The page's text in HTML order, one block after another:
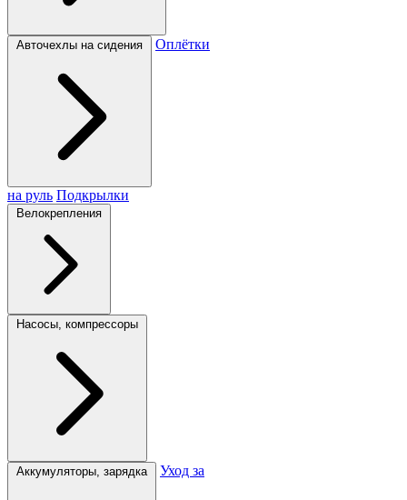
Авточехлы на сидения Оплётки
на руль Подкрылки
Велокрепления
Насосы, компрессоры
Аккумуляторы, зарядка Уход за